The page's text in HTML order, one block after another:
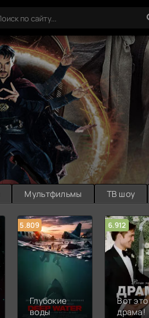
Мультфильмы ТВ шоу
5.809
Глубокие
воды
6.912
Вот это
драма!